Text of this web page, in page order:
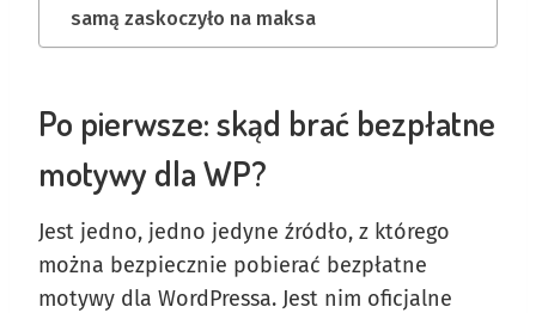
samą zaskoczyło na maksa
Po pierwsze: skąd brać bezpłatne
motywy dla WP?
Jest jedno, jedno jedyne źródło, z którego
można bezpiecznie pobierać bezpłatne
motywy dla WordPressa. Jest nim oficjalne